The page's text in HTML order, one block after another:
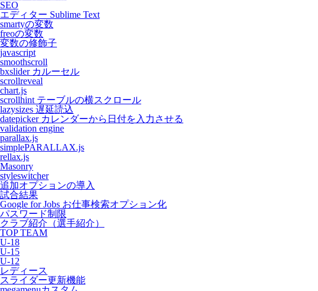
SEO
エディター Sublime Text
smartyの変数
freoの変数
変数の修飾子
javascript
smoothscroll
bxslider カルーセル
scrollreveal
chart.js
scrollhint テーブルの横スクロール
lazysizes 遅延読込
datepicker カレンダーから日付を入力させる
validation engine
parallax.js
simplePARALLAX.js
rellax.js
Masonry
styleswitcher
追加オプションの導入
試合結果
Google for Jobs お仕事検索オプション化
パスワード制限
クラブ紹介（選手紹介）
TOP TEAM
U-18
U-15
U-12
レディース
スライダー更新機能